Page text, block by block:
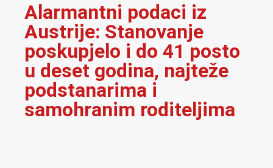
Alarmantni podaci iz
Austrije: Stanovanje
poskupjelo i do 41 posto
u deset godina, najteže
podstanarima i
samohranim roditeljima